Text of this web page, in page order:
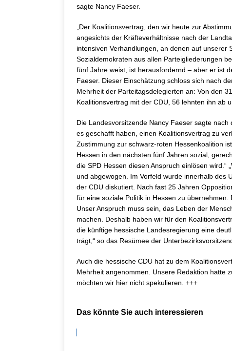
sagte Nancy Faeser.
„Der Koalitionsvertrag, den wir heute zur
angesichts der Kräfteverhältnisse nach der
intensiven Verhandlungen, an denen auf unserer
Sozialdemokraten aus allen Parteigliederungen
fünf Jahre weist, ist herausfordernd – aber er ist
Faeser. Dieser Einschätzung schloss sich nach
Mehrheit der Parteitagsdelegierten an: Von den
Koalitionsvertrag mit der CDU, 56 lehnten ihn ab
Die Landesvorsitzende Nancy Faeser sagte
es geschafft haben, einen Koalitionsvertrag zu
Zustimmung zur schwarz-roten Hessenkoalition
Hessen in den nächsten fünf Jahren sozial,
die SPD Hessen diesen Anspruch einlösen
und abgewogen. Im Vorfeld wurde innerhalb des
der CDU diskutiert. Nach fast 25 Jahren
für eine soziale Politik in Hessen zu
Unser Anspruch muss sein, das Leben der
machen. Deshalb haben wir für den
die künftige hessische Landesregierung eine
trägt,“ so das Resümee der
Auch die hessische CDU hat zu dem
Mehrheit angenommen. Unsere Redaktion hatte
möchten wir hier nicht spekulieren. +++
Das könnte Sie auch interessieren